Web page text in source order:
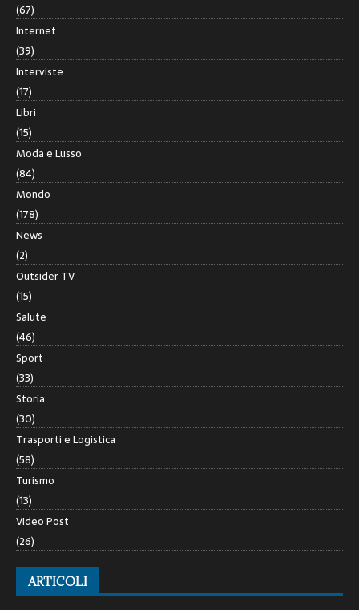
(67)
Internet
(39)
Interviste
(17)
Libri
(15)
Moda e Lusso
(84)
Mondo
(178)
News
(2)
Outsider TV
(15)
Salute
(46)
Sport
(33)
Storia
(30)
Trasporti e Logistica
(58)
Turismo
(13)
Video Post
(26)
ARTICOLI